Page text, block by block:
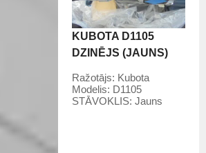
KUBOTA D1105
DZINĒJS (JAUNS)
Ražotājs: Kubota
Modelis: D1105
STĀVOKLIS:Jauns